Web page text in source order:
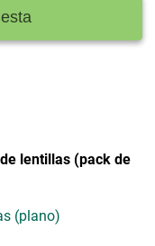
lentillas (pack de
(plano)